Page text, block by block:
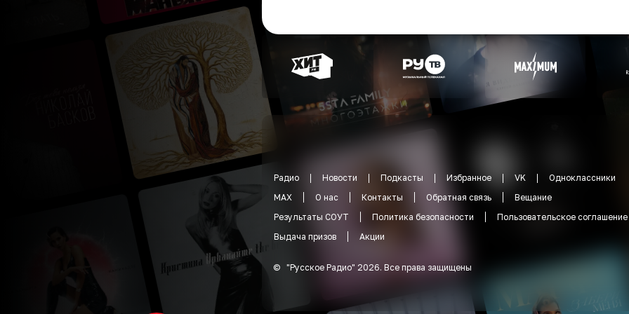
Радио Новости Подкасты Избранное VK
Одноклассники
MAX
О нас Контакты Обратная связь
Вещание
Результаты СОУТ
Политика безопасности
Пользовательское соглашение
Выдача призов
Акции
© "Русское Радио" 2026. Все права защищены